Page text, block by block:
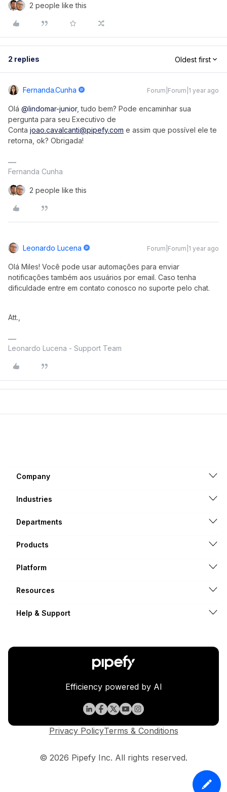
2 people like this
2 replies Oldest first
Fernanda.cunha Forum|Forum|1 year ago
Olá ​ @lindomar-junior, tudo bem? Pode encaminhar sua
pergunta para seu Executivo de
Conta joao.cavalcanti@pipefy.com e assim que possível ele te
retorna, ok? Obrigada!
Fernanda Cunha
2 people like this
Leonardo Lucena Forum|Forum|1 year ago
Olá Miles! Você pode usar automações para enviar
notificações também aos usuários por email. Caso tenha
dificuldade entre em contato conosco no suporte pelo chat.
Att.,
Leonardo Lucena - Support Team
Company
Industries
Departments
Products
Platform
Resources
Help & Support
Efficiency powered by AI
© 2026 Pipefy Inc. All rights reserved.
Privacy PolicyTerms & Conditions